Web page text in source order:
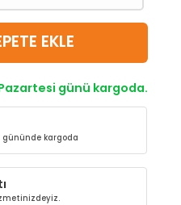
EKLE
günü kargoda.
gününde kargoda